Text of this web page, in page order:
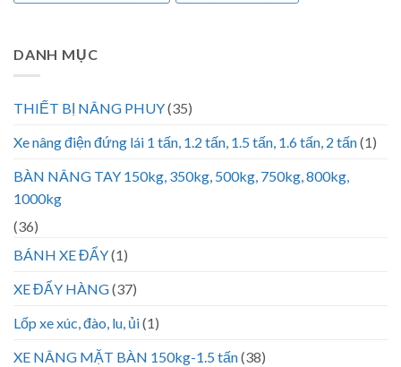
DANH MỤC
THIẾT BỊ NÂNG PHUY(35)
Xe nâng điện đứng lái 1 tấn, 1.2 tấn, 1.5 tấn, 1.6 tấn, 2 tấn(1)
BÀN NÂNG TAY 150kg, 350kg, 500kg, 750kg, 800kg,
1000kg
(36)
BÁNH XE ĐẨY(1)
XE ĐẨY HÀNG(37)
Lốp xe xúc, đào, lu, ủi(1)
XE NÂNG MẶT BÀN 150kg-1.5 tấn(38)